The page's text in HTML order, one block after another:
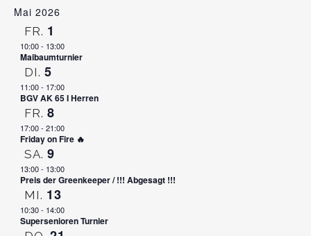
Mai 2026
FR. 1
10:00- 13:00
Maibaumturnier
DI. 5
11:00- 17:00
BGV AK 65 I Herren
FR. 8
17:00- 21:00
Friday on Fire 🔥
SA. 9
13:00- 13:00
Preis der Greenkeeper / !!! Abgesagt !!!
MI. 13
10:30- 14:00
Supersenioren Turnier